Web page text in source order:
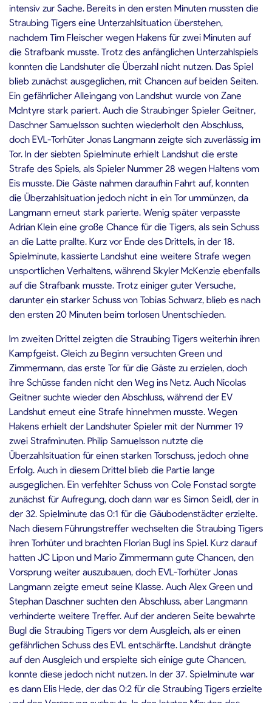
intensiv zur Sache. Bereits in den ersten Minuten mussten die
Straubing Tigers eine Unterzahlsituation überstehen,
nachdem Tim Fleischer wegen Hakens für zwei Minuten auf
die Strafbank musste. Trotz des anfänglichen Unterzahlspiels
konnten die Landshuter die Überzahl nicht nutzen. Das Spiel
blieb zunächst ausgeglichen, mit Chancen auf beiden Seiten.
Ein gefährlicher Alleingang von Landshut wurde von Zane
McIntyre stark pariert. Auch die Straubinger Spieler Geitner,
Daschner Samuelsson suchten wiederholt den Abschluss,
doch EVL-Torhüter Jonas Langmann zeigte sich zuverlässig im
Tor. In der siebten Spielminute erhielt Landshut die erste
Strafe des Spiels, als Spieler Nummer 28 wegen Haltens vom
Eis musste. Die Gäste nahmen daraufhin Fahrt auf, konnten
die Überzahlsituation jedoch nicht in ein Tor ummünzen, da
Langmann erneut stark parierte. Wenig später verpasste
Adrian Klein eine große Chance für die Tigers, als sein Schuss
an die Latte prallte. Kurz vor Ende des Drittels, in der 18.
Spielminute, kassierte Landshut eine weitere Strafe wegen
unsportlichen Verhaltens, während Skyler McKenzie ebenfalls
auf die Strafbank musste. Trotz einiger guter Versuche,
darunter ein starker Schuss von Tobias Schwarz, blieb es nach
den ersten 20 Minuten beim torlosen Unentschieden.
Im zweiten Drittel zeigten die Straubing Tigers weiterhin ihren
Kampfgeist. Gleich zu Beginn versuchten Green und
Zimmermann, das erste Tor für die Gäste zu erzielen, doch
ihre Schüsse fanden nicht den Weg ins Netz. Auch Nicolas
Geitner suchte wieder den Abschluss, während der EV
Landshut erneut eine Strafe hinnehmen musste. Wegen
Hakens erhielt der Landshuter Spieler mit der Nummer 19
zwei Strafminuten. Philip Samuelsson nutzte die
Überzahlsituation für einen starken Torschuss, jedoch ohne
Erfolg. Auch in diesem Drittel blieb die Partie lange
ausgeglichen. Ein verfehlter Schuss von Cole Fonstad sorgte
zunächst für Aufregung, doch dann war es Simon Seidl, der in
der 32. Spielminute das 0:1 für die Gäubodenstädter erzielte.
Nach diesem Führungstreffer wechselten die Straubing Tigers
ihren Torhüter und brachten Florian Bugl ins Spiel. Kurz darauf
hatten JC Lipon und Mario Zimmermann gute Chancen, den
Vorsprung weiter auszubauen, doch EVL-Torhüter Jonas
Langmann zeigte erneut seine Klasse. Auch Alex Green und
Stephan Daschner suchten den Abschluss, aber Langmann
verhinderte weitere Treffer. Auf der anderen Seite bewahrte
Bugl die Straubing Tigers vor dem Ausgleich, als er einen
gefährlichen Schuss des EVL entschärfte. Landshut drängte
auf den Ausgleich und erspielte sich einige gute Chancen,
konnte diese jedoch nicht nutzen. In der 37. Spielminute war
es dann Elis Hede, der das 0:2 für die Straubing Tigers erzielte